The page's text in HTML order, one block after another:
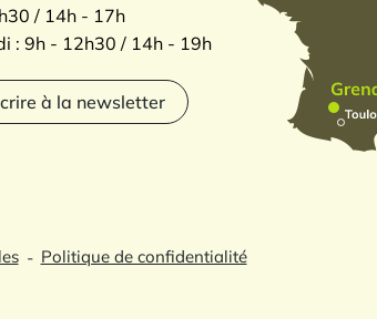
/ 14h - 17h
: 9h - 12h30 / 14h - 19h
à la newsletter
Politique de confidentialité